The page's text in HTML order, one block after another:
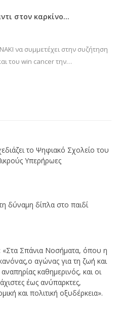
στον καρκίνο…
να συμμετέχει στην συζήτηση
του win cancer την…
το Ψηφιακό Σχολείο του
Υπερήρωες
δύναμη δίπλα στο παιδί
Σπάνια Νοσήματα, όπου η
αγώνας για τη ζωή και
καθημερινός, και οι
έως ανύπαρκτες,
και πολιτική οξυδέρκεια».